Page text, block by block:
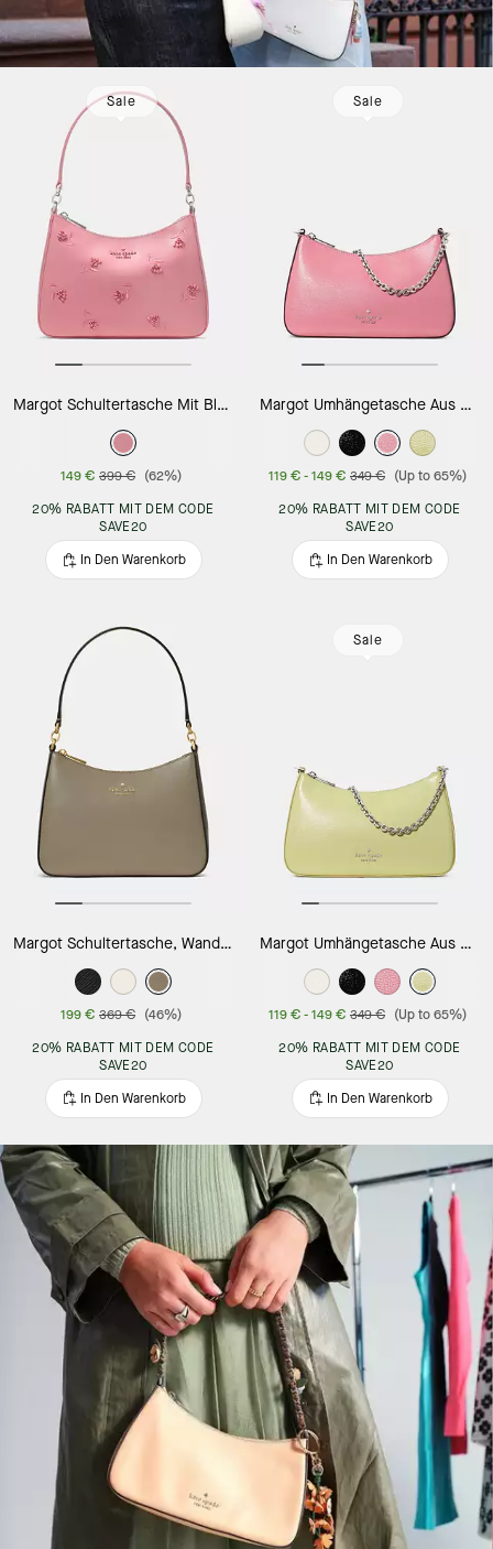
Sale
Margot Schultertasche Mit Blumenmuster
149 € 399 € (62%)
20% RABATT MIT DEM CODE
SAVE20
In Den Warenkorb
Sale
Margot Umhängetasche Aus Strukturiertem Lackleder, Wandelbar
119 €-149 € 349 € (Up to 65%)
20% RABATT MIT DEM CODE
SAVE20
In Den Warenkorb
Margot Schultertasche, Wandelbar
199 € 369 € (46%)
20% RABATT MIT DEM CODE
SAVE20
In Den Warenkorb
Sale
Margot Umhängetasche Aus Strukturiertem Lackleder, Wandelbar
119 €-149 € 349 € (Up to 65%)
20% RABATT MIT DEM CODE
SAVE20
In Den Warenkorb